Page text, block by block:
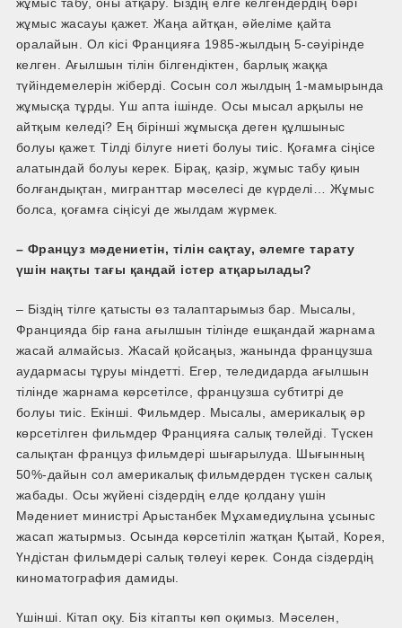
жұмыс жасауы қажет. Жаңа айтқан, әйеліме қайта
оралайын. Ол кісі Францияға 1985-жылдың 5-сәуірінде
келген. Ағылшын тілін білгендіктен, барлық жаққа
түйіндемелерін жіберді. Сосын сол жылдың 1-мамырында
жұмысқа тұрды. Үш апта ішінде. Осы мысал арқылы не
айтқым келеді? Ең бірінші жұмысқа деген құлшыныс
болуы қажет. Тілді білуге ниеті болуы тиіс. Қоғамға сіңісе
алатындай болуы керек. Бірақ, қазір, жұмыс табу қиын
болғандықтан, мигранттар мәселесі де күрделі… Жұмыс
болса, қоғамға сіңісуі де жылдам жүрмек.
– Француз мәдениетін, тілін сақтау, әлемге тарату
үшін нақты тағы қандай істер атқарылады?
– Біздің тілге қатысты өз талаптарымыз бар. Мысалы,
Францияда бір ғана ағылшын тілінде ешқандай жарнама
жасай алмайсыз. Жасай қойсаңыз, жанында французша
аудармасы тұруы міндетті. Егер, теледидарда ағылшын
тілінде жарнама көрсетілсе, французша субтитрі де
болуы тиіс. Екінші. Фильмдер. Мысалы, америкалық әр
көрсетілген фильмдер Францияға салық төлейді. Түскен
салықтан француз фильмдері шығарылуда. Шығынның
50%-дайын сол америкалық фильмдерден түскен салық
жабады. Осы жүйені сіздердің елде қолдану үшін
Мәдениет министрі Арыстанбек Мұхамедиұлына ұсыныс
жасап жатырмыз. Осында көрсетіліп жатқан Қытай, Корея,
Үндістан фильмдері салық төлеуі керек. Сонда сіздердің
киноматография дамиды.
Үшінші. Кітап оқу. Біз кітапты көп оқимыз. Мәселен,